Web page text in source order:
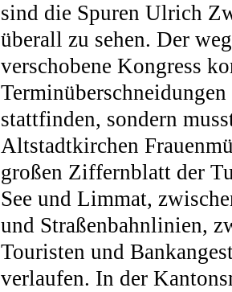
sind die Spuren Ulrich
überall zu sehen. Der
verschobene Kongress
stattfinden, sondern
Altstadtkirchen
großen Ziffernblatt der
See und Limmat,
und Straßenbahnlinien,
Touristen und
verlaufen. In der